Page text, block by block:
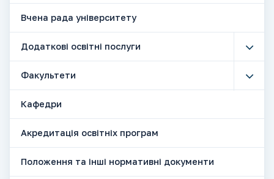
Вчена рада університету
Додаткові освітні послуги
Факультети
Кафедри
Акредитація освітніх програм
Положення та інші нормативні документи